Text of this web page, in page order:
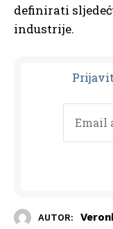
definirati
industrije.
Prijavit
AUTOR: